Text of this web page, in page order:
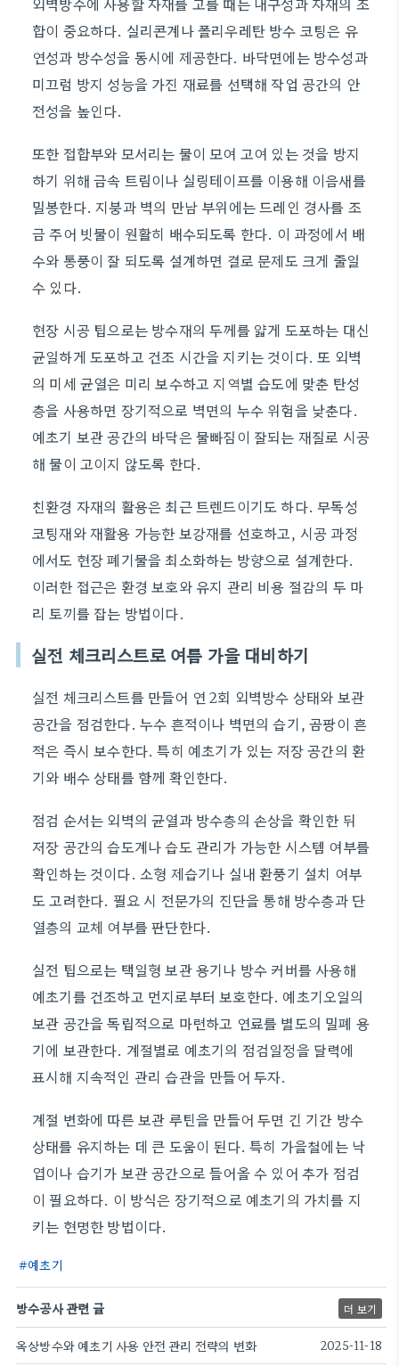
합이 중요하다. 실리콘계나 폴리우레탄 방수 코팅은 유
연성과 방수성을 동시에 제공한다. 바닥면에는 방수성과
미끄럼 방지 성능을 가진 재료를 선택해 작업 공간의 안
전성을 높인다.
또한 접합부와 모서리는 물이 모여 고여 있는 것을 방지
하기 위해 금속 트림이나 실링테이프를 이용해 이음새를
밀봉한다. 지붕과 벽의 만남 부위에는 드레인 경사를 조
금 주어 빗물이 원활히 배수되도록 한다. 이 과정에서 배
수와 통풍이 잘 되도록 설계하면 결로 문제도 크게 줄일
수 있다.
현장 시공 팁으로는 방수재의 두께를 얇게 도포하는 대신
균일하게 도포하고 건조 시간을 지키는 것이다. 또 외벽
의 미세 균열은 미리 보수하고 지역별 습도에 맞춘 탄성
층을 사용하면 장기적으로 벽면의 누수 위험을 낮춘다.
예초기 보관 공간의 바닥은 물빠짐이 잘되는 재질로 시공
해 물이 고이지 않도록 한다.
친환경 자재의 활용은 최근 트렌드이기도 하다. 무독성
코팅재와 재활용 가능한 보강재를 선호하고, 시공 과정
에서도 현장 폐기물을 최소화하는 방향으로 설계한다.
이러한 접근은 환경 보호와 유지 관리 비용 절감의 두 마
리 토끼를 잡는 방법이다.
실전 체크리스트로 여름 가을 대비하기
실전 체크리스트를 만들어 연 2회 외벽방수 상태와 보관
공간을 점검한다. 누수 흔적이나 벽면의 습기, 곰팡이 흔
적은 즉시 보수한다. 특히 예초기가 있는 저장 공간의 환
기와 배수 상태를 함께 확인한다.
점검 순서는 외벽의 균열과 방수층의 손상을 확인한 뒤
저장 공간의 습도계나 습도 관리가 가능한 시스템 여부를
확인하는 것이다. 소형 제습기나 실내 환풍기 설치 여부
도 고려한다. 필요 시 전문가의 진단을 통해 방수층과 단
열층의 교체 여부를 판단한다.
실전 팁으로는 택일형 보관 용기나 방수 커버를 사용해
예초기를 건조하고 먼지로부터 보호한다. 예초기오일의
보관 공간을 독립적으로 마련하고 연료를 별도의 밀폐 용
기에 보관한다. 계절별로 예초기의 점검일정을 달력에
표시해 지속적인 관리 습관을 만들어 두자.
계절 변화에 따른 보관 루틴을 만들어 두면 긴 기간 방수
상태를 유지하는 데 큰 도움이 된다. 특히 가을철에는 낙
엽이나 습기가 보관 공간으로 들어올 수 있어 추가 점검
이 필요하다. 이 방식은 장기적으로 예초기의 가치를 지
키는 현명한 방법이다.
예초기
방수공사 관련 글 더 보기
옥상방수와 예초기 사용 안전 관리 전략의 변화 2025-11-18